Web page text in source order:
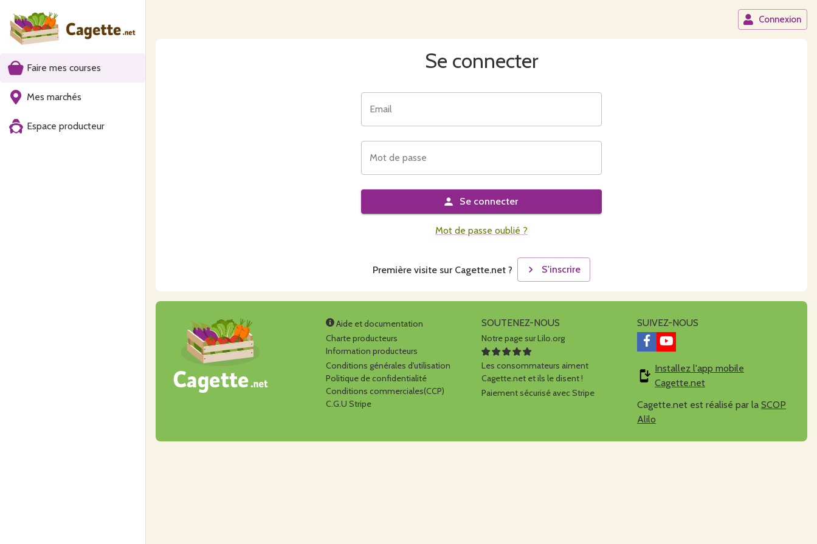
Faire mes courses
Mes marchés
Espace producteur
Connexion
Se connecter
Email
Mot de passe
Se connecter
Mot de passe oublié ?
Première visite sur Cagette.net ? S'inscrire
Aide et documentation
Charte producteurs
Information producteurs
Conditions générales d'utilisation
Politique de confidentialité
Conditions commerciales(CCP)
C.G.U Stripe
SOUTENEZ-NOUS
Notre page sur Lilo.org
Les consommateurs aiment
Cagette.net et ils le disent !
Paiement sécurisé avec Stripe
SUIVEZ-NOUS
Installez l'app mobile
Cagette.net
Cagette.net est réalisé par la SCOP
Alilo